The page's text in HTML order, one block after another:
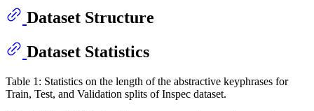
Dataset Structure
Dataset Statistics
Table 1: Statistics on the length of the abstractive keyphrases for
Train, Test, and Validation splits of Inspec dataset.